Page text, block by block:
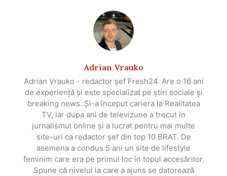
Adrian Vrauko
Adrian Vrauko - redactor șef Fresh24. Are o 16 ani
de experiență și este specializat pe știri sociale și
breaking news. Și-a început cariera la Realitatea
TV, iar dupa ani de televizune a trecut în
jurnalismul online și a lucrat pentru mai multe
site-uri ca redactor șef din top 10 BRAT. De
asemena a condus 5 ani un site de lifestyle
feminim care era pe primul loc în topul accesărilor.
Spune că nivelul la care a ajuns se datorează